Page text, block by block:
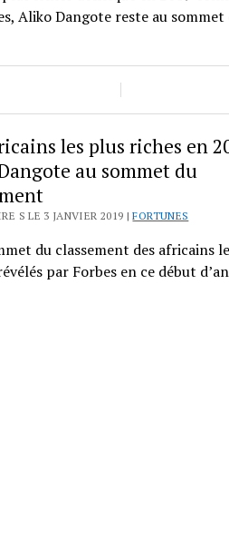
Aliko Dangote reste au sommet
les plus riches en
au sommet du
S LE 3 JANVIER 2019 |FORTUNES
du classement des africains
par Forbes en ce début